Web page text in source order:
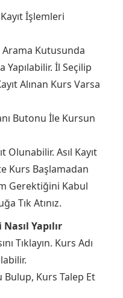
İşlemleri
Arama Kutusunda
Yapılabilir. İl Seçilip
Alınan Kurs Varsa
Butonu İle Kursun
Olunabilir. Asıl Kayıt
Kurs Başlamadan
Gerektiğini Kabul
Tık Atınız.
Yapılır
Tıklayın. Kurs Adı
Bulup, Kurs Talep Et